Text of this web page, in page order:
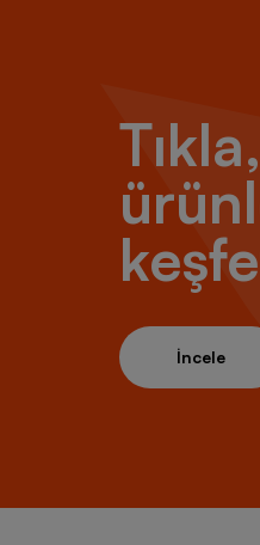
İncele